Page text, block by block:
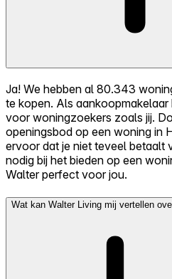
Ja! We hebben al 80.343
te kopen. Als
voor woningzoekers zoals jij.
openingsbod op een woning in
ervoor dat je niet teveel betaalt
nodig bij het bieden op een
Walter perfect voor jou.
Wat kan Walter Living mij vertellen